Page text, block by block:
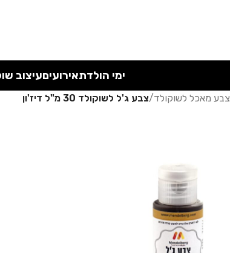
ימי הולדתאירועיםעיצוב
צבע מאכל לשוקולד/צבע ג'ל לשוקולד 30 מ"ל דיז'ון